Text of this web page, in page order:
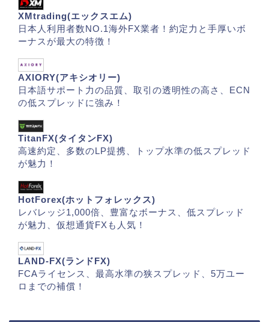
XMtrading(エックスエム)
日本人利用者数NO.1海外FX業者！約定力と手厚いボ
ーナスが最大の特徴！
AXIORY(アキシオリー)
日本語サポート力の品質、取引の透明性の高さ、ECN
の低スプレッドに強み！
TitanFX(タイタンFX)
高速約定、多数のLP提携、トップ水準の低スプレッド
が魅力！
HotForex(ホットフォレックス)
レバレッジ1,000倍、豊富なボーナス、低スプレッド
が魅力、仮想通貨FXも人気！
LAND-FX(ランドFX)
FCAライセンス、最高水準の狭スプレッド、5万ユー
ロまでの補償！